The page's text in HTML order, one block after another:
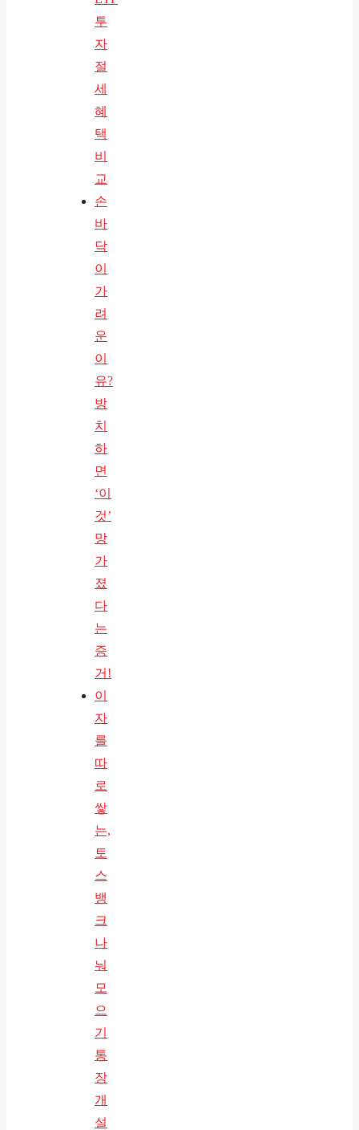
투
자
절
세
혜
택
비
교
손
바
닥
이
가
려
운
이
유?
방
치
하
면
‘이
것’
망
가
졌
다
는
증
거!
이
자
를
따
로
쌓
는,
토
스
뱅
크
나
눠
모
으
기
통
장
개
설